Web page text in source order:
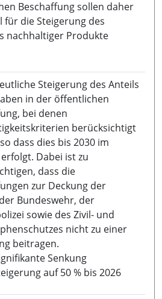
Beschaffung sollen daher
für die Steigerung des
nachhaltiger Produkte
Steigerung des Anteils
in der öffentlichen
bei denen
berücksichtigt
dass dies bis 2030 im
Dabei ist zu
dass die
zur Deckung der
Bundeswehr, der
sowie des Zivil- und
nicht zu einer
beitragen.
Senkung
auf 50 % bis 2026